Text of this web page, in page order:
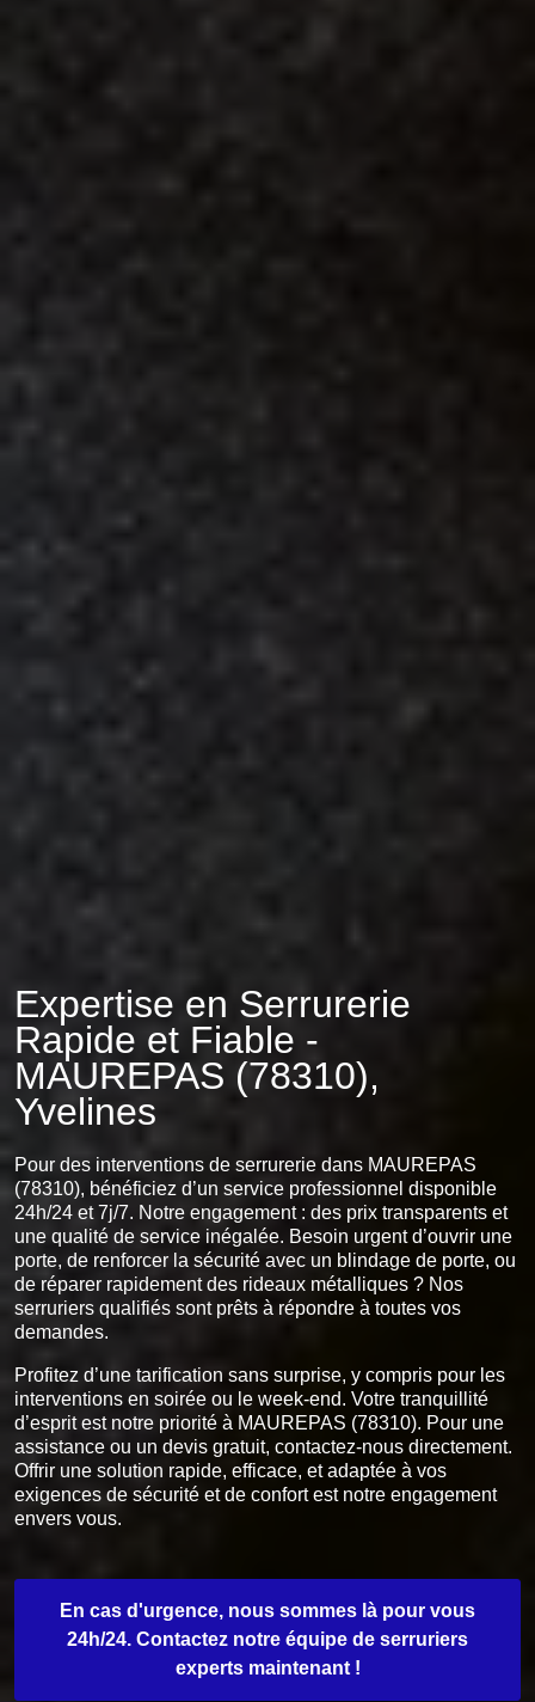
Expertise en Serrurerie
Rapide et Fiable -
MAUREPAS (78310),
Yvelines
Pour des interventions de serrurerie dans MAUREPAS
(78310), bénéficiez d’un service professionnel disponible
24h/24 et 7j/7. Notre engagement : des prix transparents et
une qualité de service inégalée. Besoin urgent d’ouvrir une
porte, de renforcer la sécurité avec un blindage de porte, ou
de réparer rapidement des rideaux métalliques ? Nos
serruriers qualifiés sont prêts à répondre à toutes vos
demandes.
Profitez d’une tarification sans surprise, y compris pour les
interventions en soirée ou le week-end. Votre tranquillité
d’esprit est notre priorité à MAUREPAS (78310). Pour une
assistance ou un devis gratuit, contactez-nous directement.
Offrir une solution rapide, efficace, et adaptée à vos
exigences de sécurité et de confort est notre engagement
envers vous.
En cas d'urgence, nous sommes là pour vous
24h/24. Contactez notre équipe de serruriers
experts maintenant !